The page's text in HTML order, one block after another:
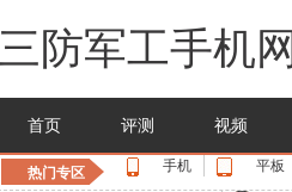
三防军工手机网
首页 评测 视频
热门专区 手机 平板